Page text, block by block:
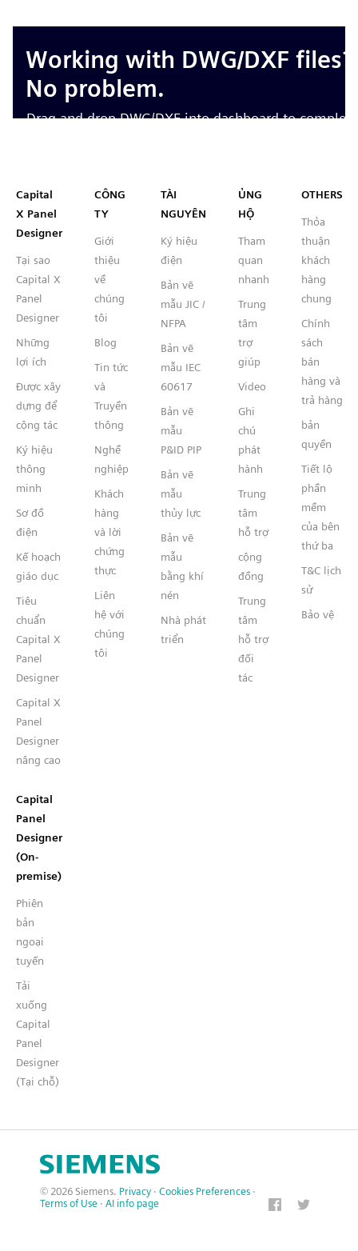
Capital™ X Panel Designer
Capital
X Panel
Designer
Tại sao
Capital X
Panel
Designer
Những
lợi ích
Được xây
dựng để
cộng tác
Ký hiệu
thông
minh
Sơ đồ
điện
Kế hoạch
giáo dục
Tiêu
chuẩn
Capital X
Panel
Designer
Capital X
Panel
Designer
nâng cao
Capital
Panel
Designer
(On-
premise)
Phiên
bản
ngoại
tuyến
Tải
xuống
Capital
Panel
Designer
(Tại chỗ)
CÔNG
TY
Giới
thiệu
về
chúng
tôi
Blog
Tin tức
và
Truyền
thông
Nghề
nghiệp
Khách
hàng
và lời
chứng
thực
Liên
hệ với
chúng
tôi
TÀI
NGUYÊN
Ký hiệu
điện
Bản vẽ
mẫu JIC /
NFPA
Bản vẽ
mẫu IEC
60617
Bản vẽ
mẫu
P&ID PIP
Bản vẽ
mẫu
thủy lực
Bản vẽ
mẫu
bằng khí
nén
Nhà phát
triển
ỦNG
HỘ
Tham
quan
nhanh
Trung
tâm
trợ
giúp
Video
Ghi
chú
phát
hành
Trung
tâm
hỗ trợ
cộng
đồng
Trung
tâm
hỗ trợ
đối
tác
OTHERS
Thỏa
thuận
khách
hàng
chung
Chính
sách
bán
hàng và
trả hàng
bản
quyền
Tiết lộ
phần
mềm
của bên
thứ ba
T&C lịch
sử
Bảo vệ
© 2026 Siemens. Privacy · Cookies Preferences ·
Terms of Use · AI info page